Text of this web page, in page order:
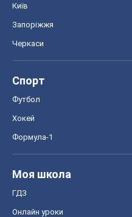
Київ
Запоріжжя
Черкаси
Спорт
Футбол
Хокей
Формула-1
Моя школа
ГДЗ
Онлайн уроки